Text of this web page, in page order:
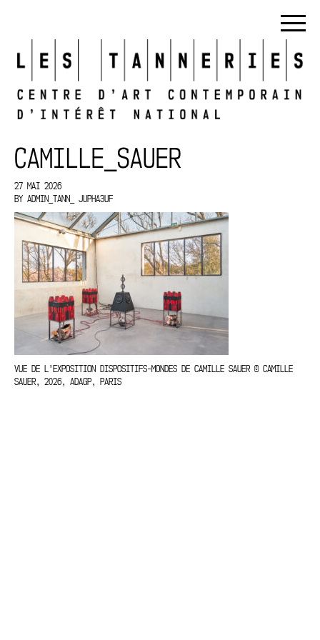
CAMILLE_SAUER
27 MAI 2026
BY ADMIN_TANN_ JUPHA3UF
VUE DE L’EXPOSITION DISPOSITIFS-MONDES DE CAMILLE SAUER © CAMILLE
SAUER, 2026, ADAGP, PARIS